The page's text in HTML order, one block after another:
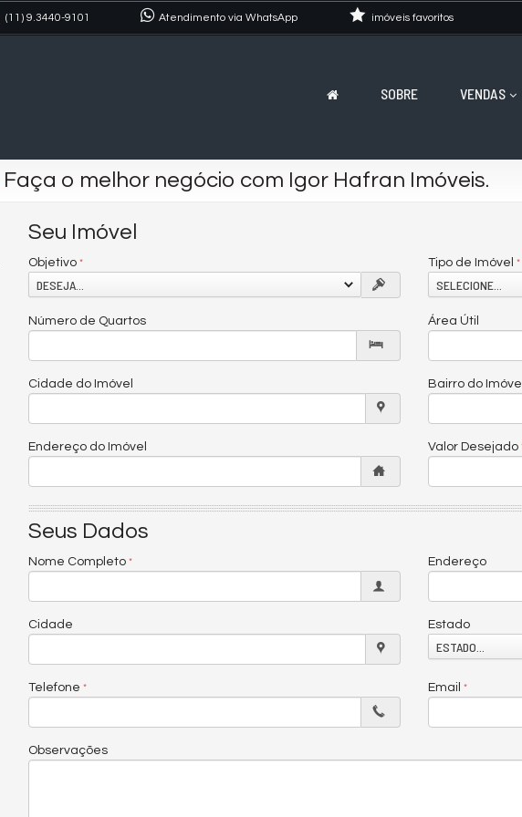
(11) 9.3440-9101 Atendimento via WhatsApp imóveis favoritos
SOBRE VENDAS
Faça o melhor negócio com Igor Hafran Imóveis.
Seu Imóvel
Objetivo
DESEJA...
Tipo de Imóvel
SELECIONE...
Número de Quartos Área Útil
Cidade do Imóvel Bairro do Imóvel
Endereço do Imóvel Valor Desejado
Seus Dados
Nome Completo Endereço
Cidade Estado
ESTADO...
Telefone Email
Observações